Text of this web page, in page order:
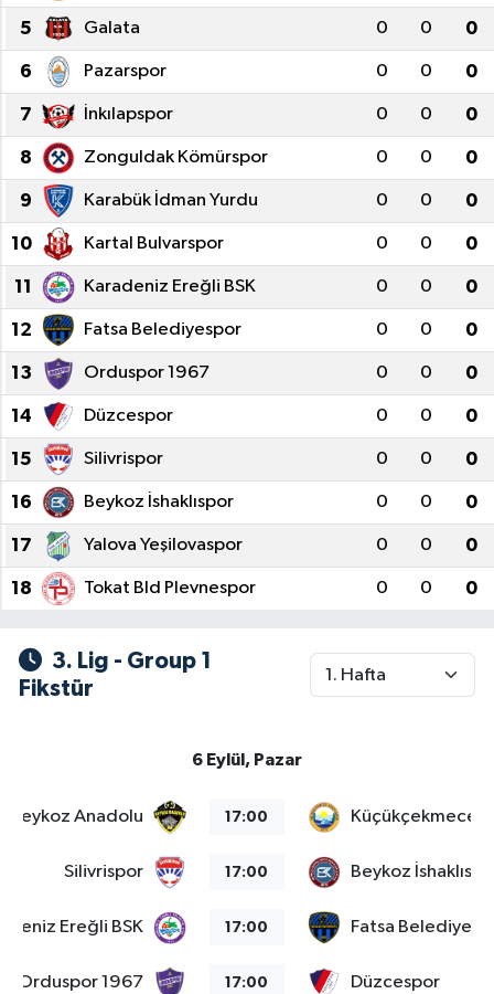
5 Galata 0 0 0
6 Pazarspor 0 0 0
7 İnkılapspor 0 0 0
8 Zonguldak Kömürspor 0 0 0
9 Karabük İdman Yurdu 0 0 0
10 Kartal Bulvarspor 0 0 0
11 Karadeniz Ereğli BSK 0 0 0
12 Fatsa Belediyespor 0 0 0
13 Orduspor 1967 0 0 0
14 Düzcespor 0 0 0
15 Silivrispor 0 0 0
16 Beykoz İshaklıspor 0 0 0
17 Yalova Yeşilovaspor 0 0 0
18 Tokat Bld Plevnespor 0 0 0
3. Lig - Group 1
Fikstür
6 Eylül, Pazar
Beykoz Anadolu 17:00 Küçükçekmece
Silivrispor 17:00 Beykoz
Ereğli BSK 17:00 Fatsa
Orduspor 1967 17:00 Düzcespor
ÖZEL HABER
SAĞLIK
SPOR
TARİH
TASAVVUF
YAŞAM VE ÇEVRE